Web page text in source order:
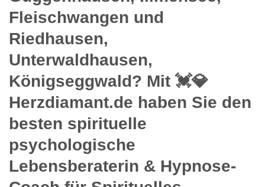
Fleischwangen und
Riedhausen,
Unterwaldhausen,
Königseggwald? Mit 💓️💎
Herzdiamant.de haben Sie den
besten spirituelle
psychologische
Lebensberaterin & Hypnose-